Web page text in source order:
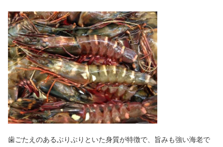
歯ごたえのあるぶりぶりといた身質が特徴で、旨みも強い海老で